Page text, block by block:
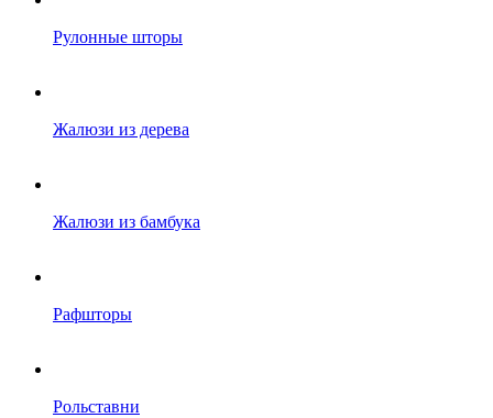
Рулонные шторы
Жалюзи из дерева
Жалюзи из бамбука
Рафшторы
Рольставни